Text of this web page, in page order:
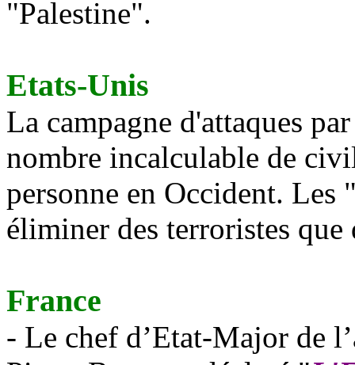
"Palestine".
Etats-Unis
La campagne d'attaques
nombre incalculable de
personne en Occident. Les
éliminer des terroristes que
France
- Le chef d’Etat-Major de